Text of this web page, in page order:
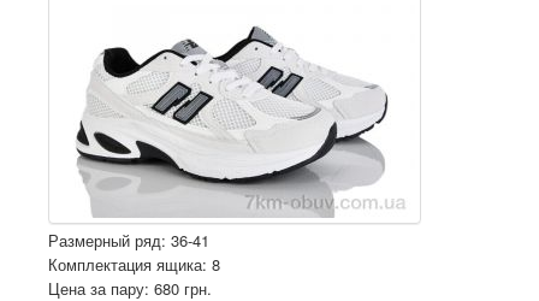
Размерный ряд: 36-41
Комплектация ящика: 8
Цена за пару: 680 грн.